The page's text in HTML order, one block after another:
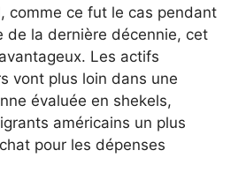
comme ce fut le cas pendant
de la dernière décennie, cet
Les actifs
vont plus loin dans une
évaluée en shekels,
américains un plus
pour les dépenses